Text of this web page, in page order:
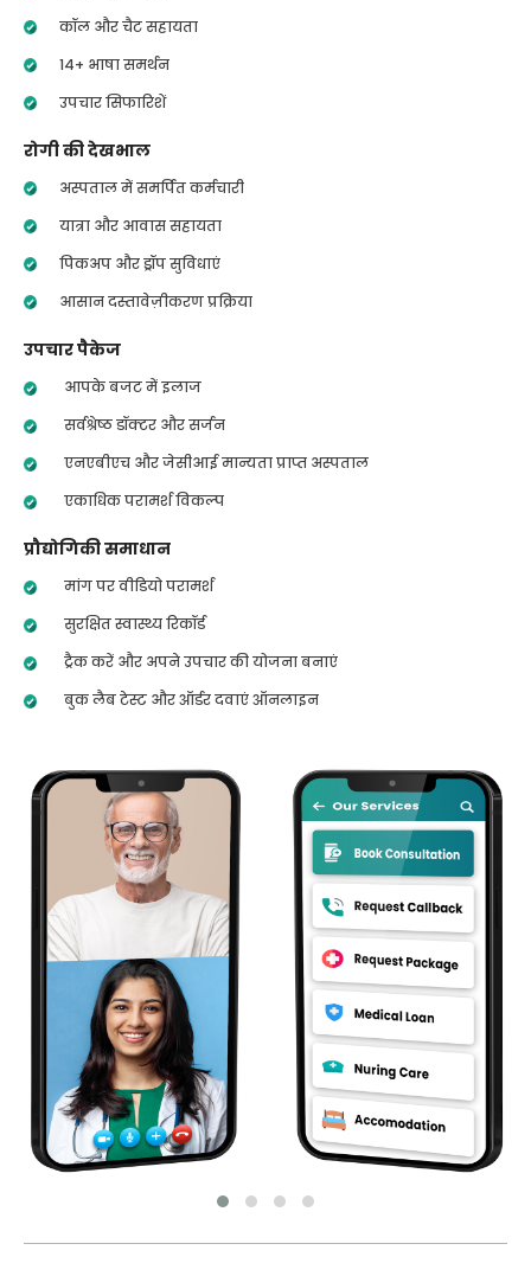
कॉल और चैट सहायता
14+ भाषा समर्थन
उपचार सिफारिशें
रोगी की देखभाल
अस्पताल में समर्पित कर्मचारी
यात्रा और आवास सहायता
पिकअप और ड्रॉप सुविधाएं
आसान दस्तावेज़ीकरण प्रक्रिया
उपचार पैकेज
आपके बजट में इलाज
सर्वश्रेष्ठ डॉक्टर और सर्जन
एनएबीएच और जेसीआई मान्यता प्राप्त अस्पताल
एकाधिक परामर्श विकल्प
प्रौद्योगिकी समाधान
मांग पर वीडियो परामर्श
सुरक्षित स्वास्थ्य रिकॉर्ड
ट्रैक करें और अपने उपचार की योजना बनाएं
बुक लैब टेस्ट और ऑर्डर दवाएं ऑनलाइन